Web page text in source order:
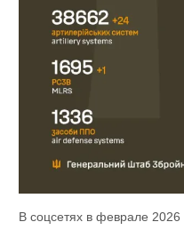
В соцсетях в феврале 2026